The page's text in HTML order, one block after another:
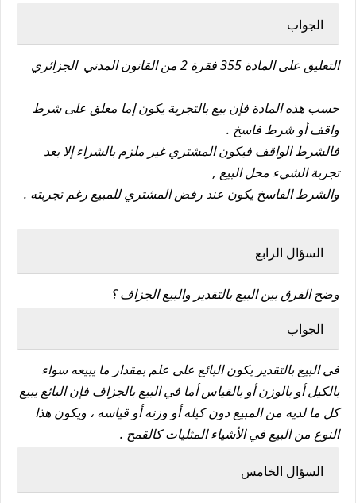
الجواب
التعليق على المادة 355 فقرة 2 من القانون المدني الجزائري
حسب هذه المادة فإن بيع بالتجرية يكون إما معلق على شرط
واقف أو شرط فاسخ .
فالشرط الواقف فيكون المشتري غير ملزم بالشراء إلا بعد
تجربة الشيء محل البيع ,
والشرط الفاسخ يكون عند رفض المشتري للمبيع رغم تجربته .
السؤال الرابع
وضح الفرق بين البيع بالتقدير والبيع الجزاف ؟
الجواب
في البيع بالتقدير يكون البائع على علم بمقدار ما يبيعه سواء
بالكيل أو بالوزن أو بالقياس أما في البيع بالجزاف فإن البائع يبيع
كل ما لديه من المبيع دون كيله أو وزنه أو قياسه ، ويكون هذا
النوع من البيع في الأشياء المثليات كالقمح .
السؤال الخامس